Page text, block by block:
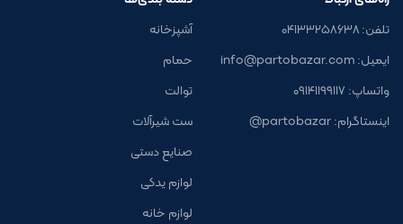
تلفن: ۰۴۱۳۳۲۵۸۶۳۸
ایمیل: info@partobazar.com
واتساپ: ۰۹۱۴۱۱۹۹۱۱۷
اینستاگرام: partobazar@
آشپزخانه
حمام
توالت
ست شیرآلات
صنایع دستی
لوازم یدکی
لوازم خانه